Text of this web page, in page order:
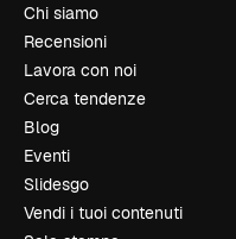
Chi siamo
Recensioni
Lavora con noi
Cerca tendenze
Blog
Eventi
Slidesgo
Vendi i tuoi contenuti